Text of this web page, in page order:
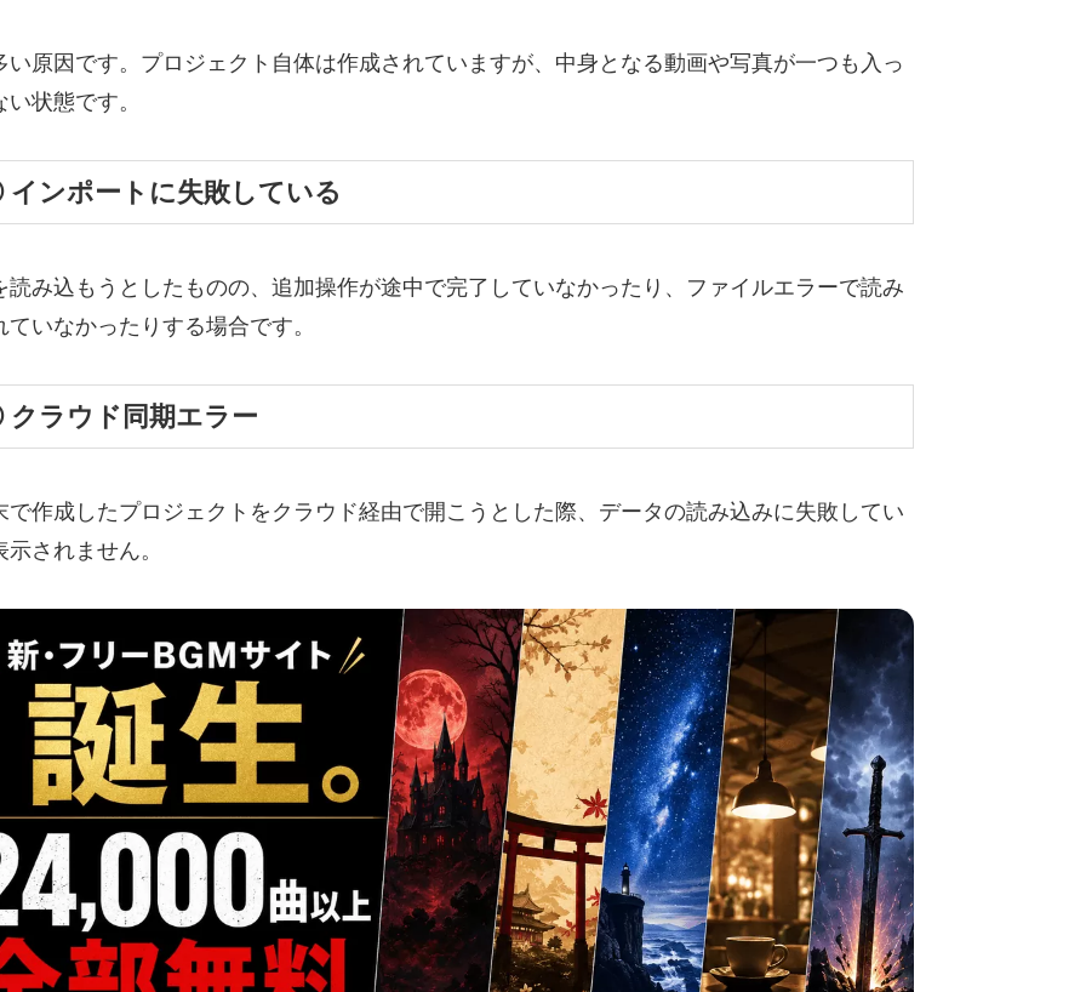
い原因です。プロジェクト自体は作成されていますが、中身となる動画や写真が一つも入っ
い状態です。
ンポートに失敗している
読み込もうとしたものの、追加操作が途中で完了していなかったり、ファイルエラーで読み
ていなかったりする場合です。
ラウド同期エラー
で作成したプロジェクトをクラウド経由で開こうとした際、データの読み込みに失敗してい
示されません。